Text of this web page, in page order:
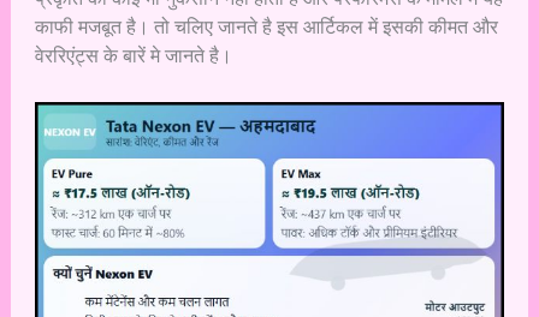
काफी मजबूत है। तो चलिए जानते है इस आर्टिकल में इसकी कीमत और
वेररिएंट्स के बारें मे जानते है।